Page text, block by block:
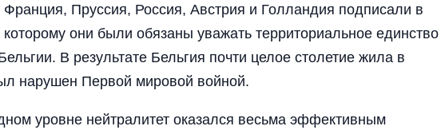
Пруссия, Россия, Австрия и Голландия подписали в
они были обязаны уважать территориальное единство
В результате Бельгия почти целое столетие жила в
нарушен Первой мировой войной.
уровне нейтралитет оказался весьма эффективным